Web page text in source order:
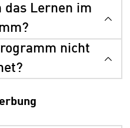
das Lernen im
nicht